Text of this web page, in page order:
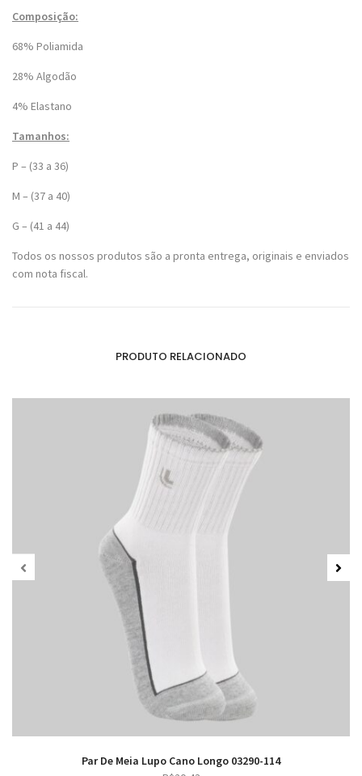
Composição:
68% Poliamida
28% Algodão
4% Elastano
Tamanhos:
P – (33 a 36)
M – (37 a 40)
G – (41 a 44)
Todos os nossos produtos são a pronta entrega, originais e enviados
com nota fiscal.
PRODUTO RELACIONADO
Par De Meia Lupo Cano Longo 03290-114